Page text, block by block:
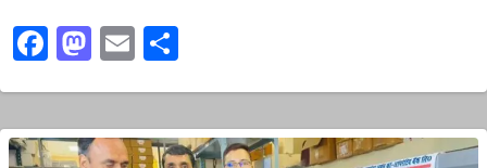
Facebook
Mastodon
Email